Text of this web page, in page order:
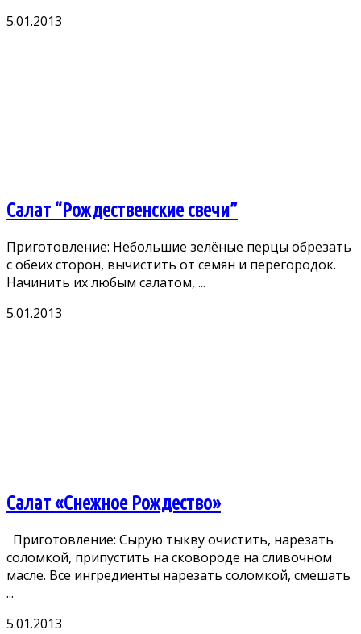
5.01.2013
Салат “Рождественские свечи”
Приготовление: Небольшие зелёные перцы обрезать
с обеих сторон, вычистить от семян и перегородок.
Начинить их любым салатом, ...
5.01.2013
Салат «Снежное Рождество»
Приготовление: Сырую тыкву очистить, нарезать
соломкой, припустить на сковороде на сливочном
масле. Все ингредиенты нарезать соломкой, смешать
...
5.01.2013